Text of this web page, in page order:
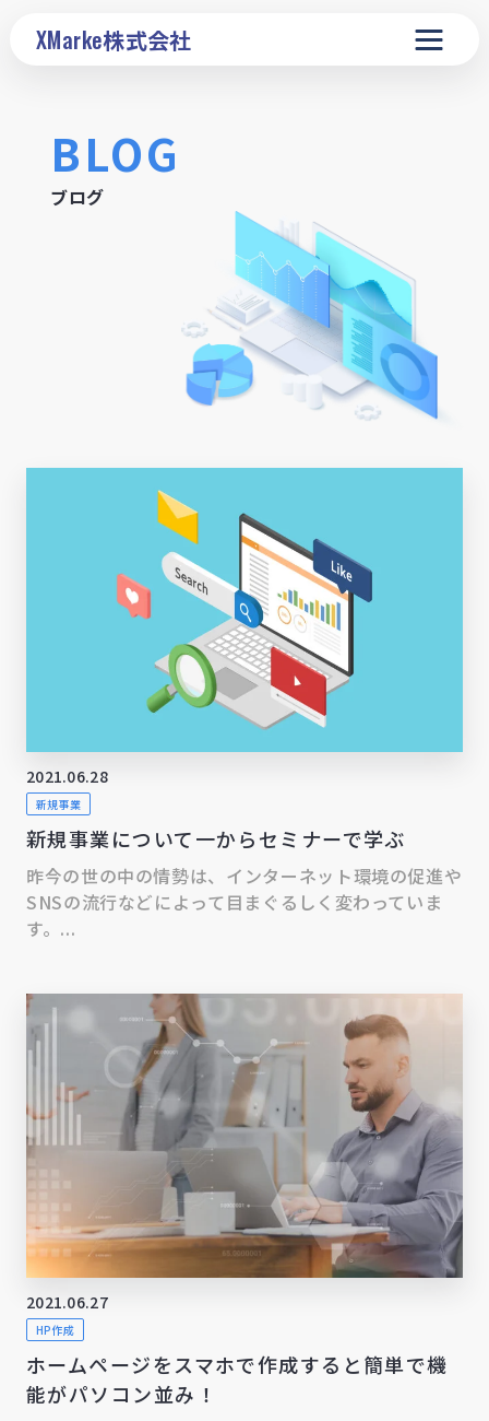
XMarke株式会社
BLOG
ブログ
2021.06.28
新規事業
新規事業について一からセミナーで学ぶ
昨今の世の中の情勢は、インターネット環境の促進や
SNSの流行などによって目まぐるしく変わっていま
す。...
2021.06.27
HP作成
ホームページをスマホで作成すると簡単で機
能がパソコン並み！